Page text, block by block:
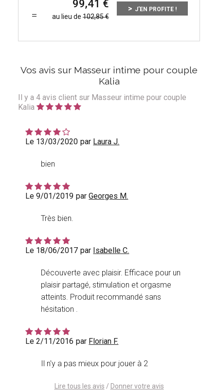
99,41
au lieu de 102,85
J'EN PROFITE !
Vos avis sur Masseur intime pour couple
Kalia
Il y a4 avis client sur Masseur intime pour couple
Kalia
Le 13/03/2020 par Laura J.
bien
Le 9/01/2019 parGeorges M.
Très bien.
Le 18/06/2017 par Isabelle C.
Découverte avec plaisir. Efficace pour un
plaisir partagé, stimulation et orgasme
atteints. Produit recommandé sans
hésitation .
Le 2/11/2016 par Florian F.
Il n'y a pas mieux pour jouer à 2
Lire tous les avis / Donner votre avis